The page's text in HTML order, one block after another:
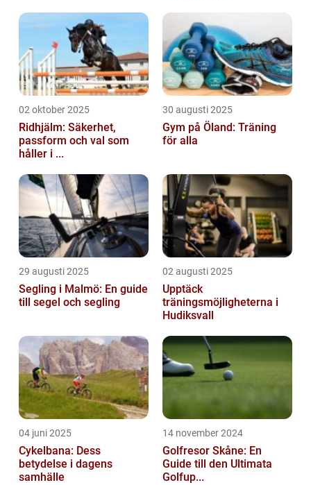
02 oktober 2025
Ridhjälm: Säkerhet,
passform och val som
håller i ...
30 augusti 2025
Gym på Öland: Träning
för alla
29 augusti 2025
Segling i Malmö: En guide
till segel och segling
02 augusti 2025
Upptäck
träningsmöjligheterna i
Hudiksvall
04 juni 2025
Cykelbana: Dess
betydelse i dagens
samhälle
14 november 2024
Golfresor Skåne: En
Guide till den Ultimata
Golfup...